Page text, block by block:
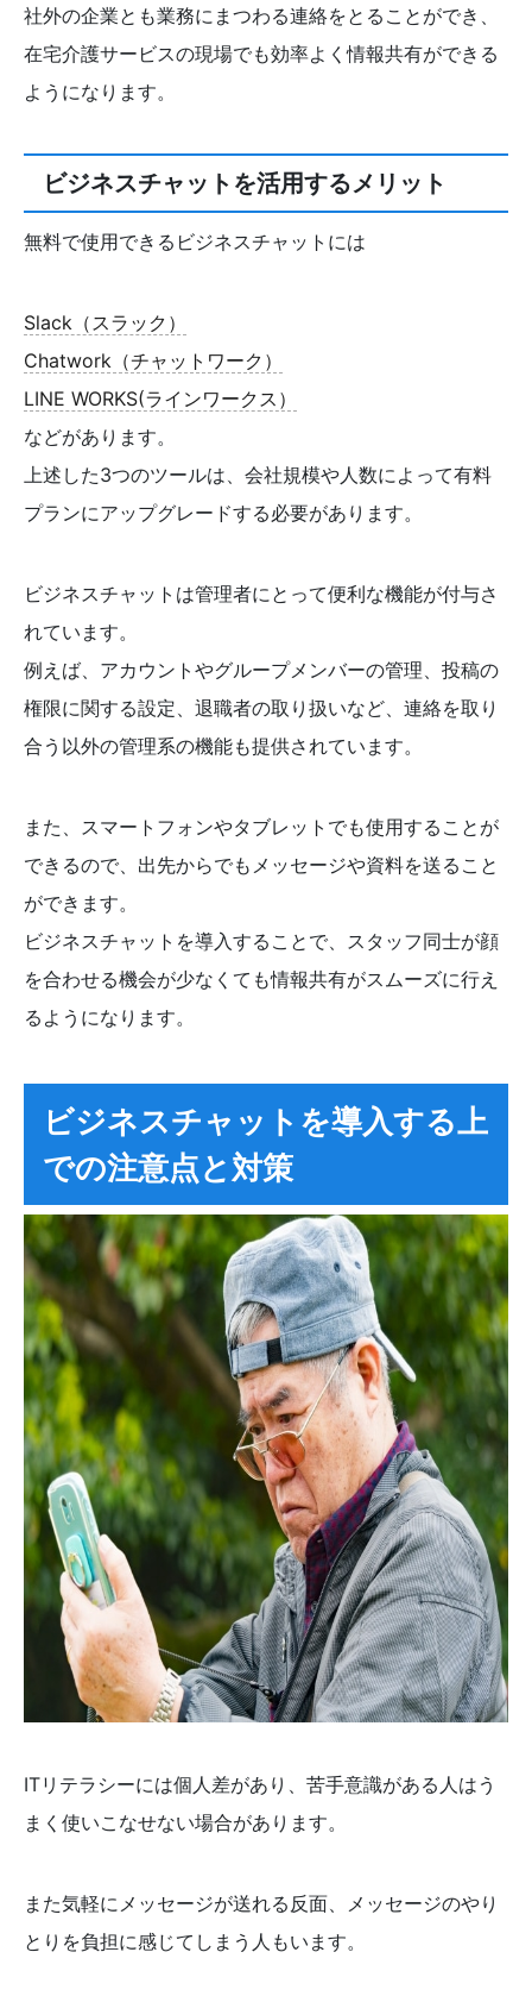
社外の企業とも業務にまつわる連絡をとることができ、
在宅介護サービスの現場でも効率よく情報共有ができる
ようになります。
ビジネスチャットを活用するメリット
無料で使用できるビジネスチャットには
Slack（スラック）
Chatwork（チャットワーク）
LINE WORKS(ラインワークス）
などがあります。
上述した3つのツールは、会社規模や人数によって有料
プランにアップグレードする必要があります。
ビジネスチャットは管理者にとって便利な機能が付与さ
れています。
例えば、アカウントやグループメンバーの管理、投稿の
権限に関する設定、退職者の取り扱いなど、連絡を取り
合う以外の管理系の機能も提供されています。
また、スマートフォンやタブレットでも使用することが
できるので、出先からでもメッセージや資料を送ること
ができます。
ビジネスチャットを導入することで、スタッフ同士が顔
を合わせる機会が少なくても情報共有がスムーズに行え
るようになります。
ビジネスチャットを導入する上
での注意点と対策
ITリテラシーには個人差があり、苦手意識がある人はう
まく使いこなせない場合があります。
また気軽にメッセージが送れる反面、メッセージのやり
とりを負担に感じてしまう人もいます。